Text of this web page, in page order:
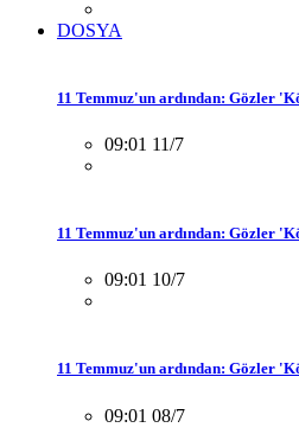
DOSYA
11 Temmuz'un ardından: Gözler
09:01 11/7
11 Temmuz'un ardından: Gözler
09:01 10/7
11 Temmuz'un ardından: Gözler
09:01 08/7